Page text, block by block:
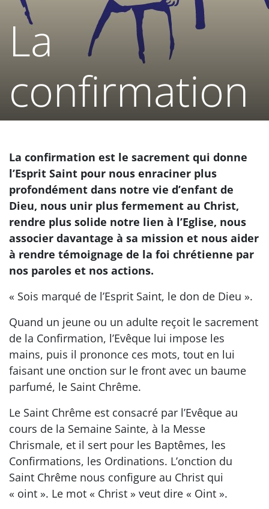
La
confirmation
La confirmation est le sacrement qui donne
l’Esprit Saint pour nous enraciner plus
profondément dans notre vie d’enfant de
Dieu, nous unir plus fermement au Christ,
rendre plus solide notre lien à l’Eglise, nous
associer davantage à sa mission et nous aider
à rendre témoignage de la foi chrétienne par
nos paroles et nos actions.
« Sois marqué de l’Esprit Saint, le don de Dieu ».
Quand un jeune ou un adulte reçoit le sacrement
de la Confirmation, l’Evêque lui impose les
mains, puis il prononce ces mots, tout en lui
faisant une onction sur le front avec un baume
parfumé, le Saint Chrême.
Le Saint Chrême est consacré par l’Evêque au
cours de la Semaine Sainte, à la Messe
Chrismale, et il sert pour les Baptêmes, les
Confirmations, les Ordinations. L’onction du
Saint Chrême nous configure au Christ qui
« oint ». Le mot « Christ » veut dire « Oint ».